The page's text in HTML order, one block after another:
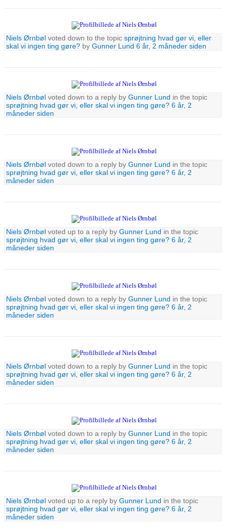
Niels Ørnbølvoted down to the topic sprøjtning hvad gør vi, eller
skal vi ingen ting gøre?by Gunner Lund 6 år, 2 måneder siden
Niels Ørnbølvoted down to a reply by Gunner Lund in the topic
sprøjtning hvad gør vi, eller skal vi ingen ting gøre? 6 år, 2
måneder siden
Niels Ørnbølvoted down to a reply by Gunner Lund in the topic
sprøjtning hvad gør vi, eller skal vi ingen ting gøre? 6 år, 2
måneder siden
Niels Ørnbølvoted up to a reply by Gunner Lund in the topic
sprøjtning hvad gør vi, eller skal vi ingen ting gøre? 6 år, 2
måneder siden
Niels Ørnbølvoted down to a reply by Gunner Lund in the topic
sprøjtning hvad gør vi, eller skal vi ingen ting gøre? 6 år, 2
måneder siden
Niels Ørnbølvoted down to a reply by Gunner Lund in the topic
sprøjtning hvad gør vi, eller skal vi ingen ting gøre? 6 år, 2
måneder siden
Niels Ørnbølvoted down to a reply by Gunner Lund in the topic
sprøjtning hvad gør vi, eller skal vi ingen ting gøre? 6 år, 2
måneder siden
Niels Ørnbølvoted up to a reply by Gunner Lund in the topic
sprøjtning hvad gør vi, eller skal vi ingen ting gøre? 6 år, 2
måneder siden